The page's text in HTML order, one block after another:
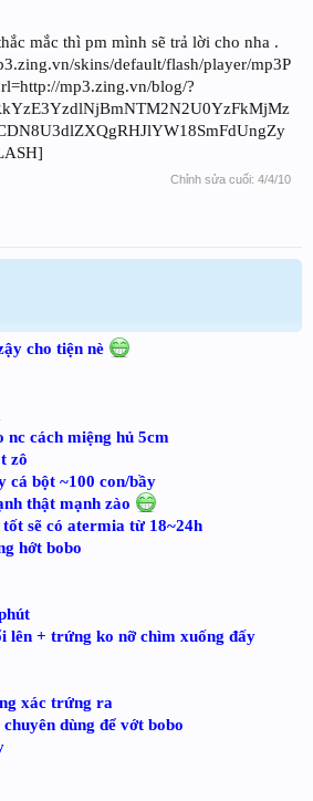
mắc thì pm mình sẽ trả lời cho nha .
skins/default/flash/player/mp3P
mp3.zing.vn/blog/?
Chỉnh sửa cuối: 4/4/10
cho tiện nè
nc cách miệng hủ 5cm
zô
cá bột ~100 con/bầy
thật mạnh zào
tốt sẽ có atermia từ 18~24h
hớt bobo
lên + trứng ko nỡ chìm xuống đấy
xác trứng ra
dùng để vớt bobo